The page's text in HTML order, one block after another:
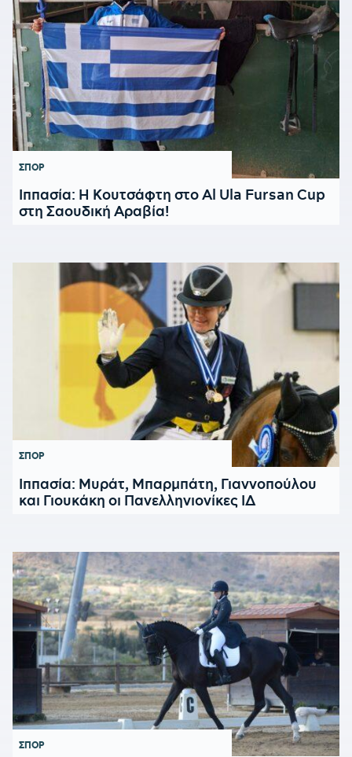
ΣΠΟΡ
Ιππασία: Η Κουτσάφτη στο Al Ula Fursan Cup
στη Σαουδική Αραβία!
ΣΠΟΡ
Ιππασία: Μυράτ, Μπαρμπάτη, Γιαννοπούλου
και Γιουκάκη οι Πανελληνιονίκες ΙΔ
ΣΠΟΡ